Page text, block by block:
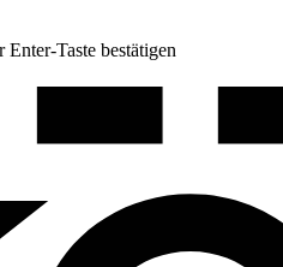
Taste bestätigen